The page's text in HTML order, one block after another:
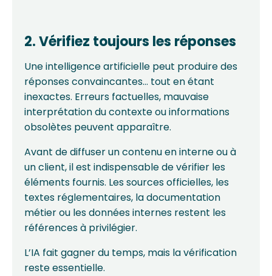
2. Vérifiez toujours les réponses
Une intelligence artificielle peut produire des
réponses convaincantes… tout en étant
inexactes. Erreurs factuelles, mauvaise
interprétation du contexte ou informations
obsolètes peuvent apparaître.
Avant de diffuser un contenu en interne ou à
un client, il est indispensable de vérifier les
éléments fournis. Les sources officielles, les
textes réglementaires, la documentation
métier ou les données internes restent les
références à privilégier.
L’IA fait gagner du temps, mais la vérification
reste essentielle.